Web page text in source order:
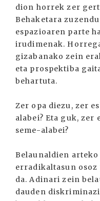
dion horrek zer
Behaketara
espazioaren parte
irudimenak.
gizabanako zein
eta prospektiba
behartuta.
Zer opa diezu, zer
alabei? Eta guk, zer
seme-alabei?
Belaunaldien
erradikaltasun osoz
da. Adinari zein
dauden